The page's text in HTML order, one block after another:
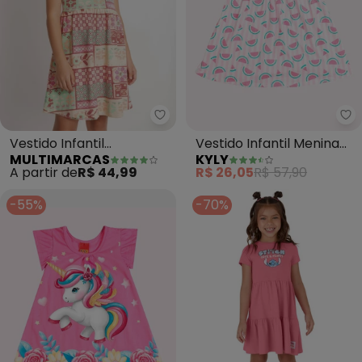
Multimarcas - Vestido Infantil
Vestido Infantil
Estampado (Rosa)
MULTIMARCAS
A partir deR$ 44,99
Vestido Infantil Menina
Estampado (Rosa)
KYLY
R$ 26,05R$ 57,90
-55%
-70%